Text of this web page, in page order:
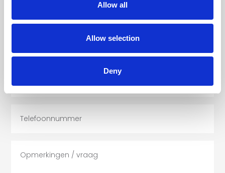
Allow all
Allow selection
Deny
VRAGEN OF INTERESSE?